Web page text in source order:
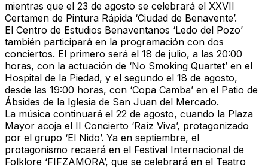
mientras que el 23 de agosto se celebrará el XXVII
Certamen de Pintura Rápida ‘Ciudad de Benavente’.
El Centro de Estudios Benaventanos ‘Ledo del Pozo’
también participará en la programación con dos
conciertos. El primero será el 18 de julio, a las 20:00
horas, con la actuación de ‘No Smoking Quartet’ en el
Hospital de la Piedad, y el segundo el 18 de agosto,
desde las 19:00 horas, con ‘Copa Camba’ en el Patio de
Ábsides de la Iglesia de San Juan del Mercado.
La música continuará el 22 de agosto, cuando la Plaza
Mayor acoja el II Concierto ‘Raíz Viva’, protagonizado
por el grupo ‘El Nido’. Ya en septiembre, el
protagonismo recaerá en el Festival Internacional de
Folklore ‘FIFZAMORA’, que se celebrará en el Teatro